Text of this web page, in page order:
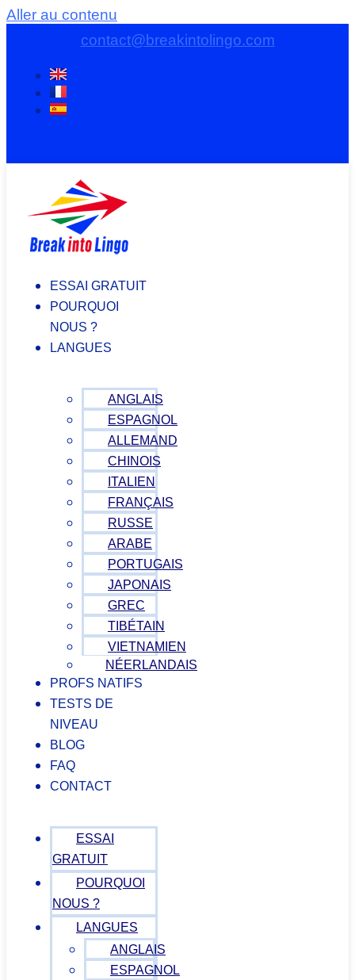
Aller au contenu
contact@breakintolingo.com
ESSAI GRATUIT
POURQUOI
NOUS ?
LANGUES
ANGLAIS
ESPAGNOL
ALLEMAND
CHINOIS
ITALIEN
FRANÇAIS
RUSSE
ARABE
PORTUGAIS
JAPONAIS
GREC
TIBÉTAIN
VIETNAMIEN
NÉERLANDAIS
PROFS NATIFS
TESTS DE
NIVEAU
BLOG
FAQ
CONTACT
ESSAI
GRATUIT
POURQUOI
NOUS ?
LANGUES
ANGLAIS
ESPAGNOL